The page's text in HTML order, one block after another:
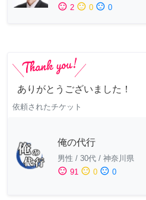
sentiment_satisfied 2 sentiment_neutral 0 sentiment_dissatisfied 0
ありがとうございました！
依頼されたチケット
俺の代行
男性 / 30代 / 神奈川県
sentiment_satisfied 91 sentiment_neutral 0 sentiment_dissatisfied 0